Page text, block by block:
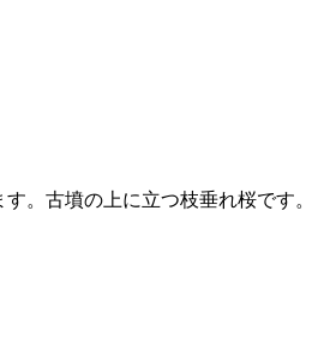
。古墳の上に立つ枝垂れ桜です。